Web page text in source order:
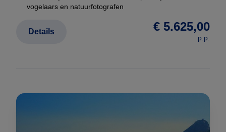
vogelaars en natuurfotografen
€ 5.625,00
p.p.
Details